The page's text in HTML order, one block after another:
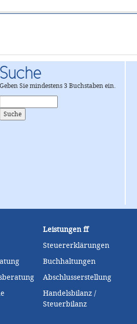
Suche
Geben Sie mindestens 3 Buchstaben ein.
Leistungenff
Steuererklärungen
Buchhaltungen
Abschlusserstellung
Handelsbilanz /
Steuerbilanz